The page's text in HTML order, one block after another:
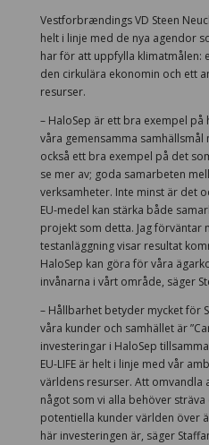
Vestforbrændings VD Steen
helt i linje med de nya agendor
har för att uppfylla klimatmålen:
den cirkulära ekonomin och ett
resurser.
– HaloSep är ett bra exempel på
våra gemensamma
också ett bra exempel på det
se mer av; goda samarbeten
verksamheter. Inte minst är det
EU-medel kan stärka både
projekt som detta. Jag förväntar
testanläggning visar resultat
HaloSep kan göra för våra
invånarna i vårt område, säger
– Hållbarhet betyder mycket för
våra kunder och samhället är
investeringar i HaloSep
EU-LIFE är helt i linje med vår
världens resurser. Att omvandla
något som vi alla behöver
potentiella kunder världen över
här investeringen är, säger